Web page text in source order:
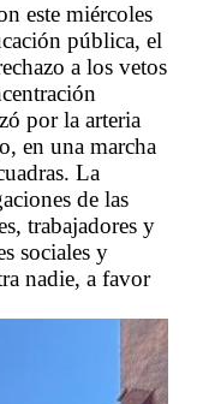
este miércoles
pública, el
a los vetos
por la arteria
en una marcha
La
de las
trabajadores y
sociales y
nadie, a favor